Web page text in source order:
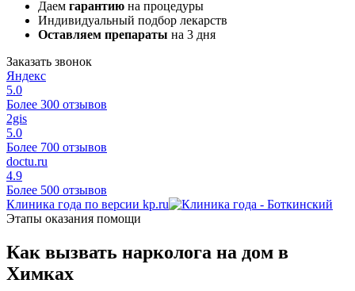
Даем гарантию на процедуры
Индивидуальный подбор лекарств
Оставляем препараты на 3 дня
Заказать звонок
Яндекс
5.0
Более 300 отзывов
2gis
5.0
Более 700 отзывов
doctu.ru
4.9
Более 500 отзывов
Клиника года по версии kp.ru
Этапы оказания помощи
Как вызвать нарколога на дом в
Химках